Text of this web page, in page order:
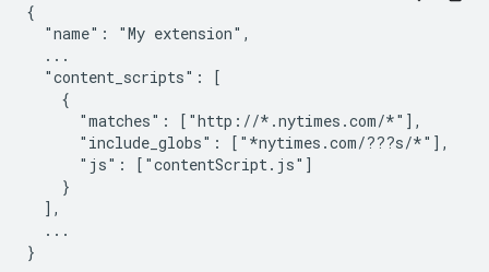
{
  "name": "My extension",
  ...
  "content_scripts": [
    {
      "matches": ["http://*.nytimes.com/*"],
      "include_globs": ["*nytimes.com/???s/*"],
      "js": ["contentScript.js"]
    }
  ],
  ...